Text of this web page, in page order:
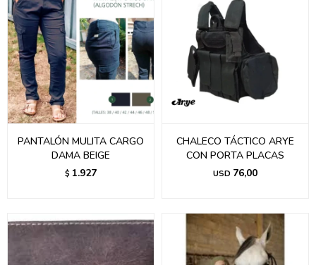
PANTALÓN MULITA CARGO
DAMA BEIGE
$ 1.927
CHALECO TÁCTICO ARYE
CON PORTA PLACAS
USD 76,00